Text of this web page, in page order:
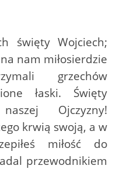
święty Wojciech;
nam miłosierdzie
grzechów
łaski. Święty
Ojczyzny!
krwią swoją, a w
miłość do
przewodnikiem